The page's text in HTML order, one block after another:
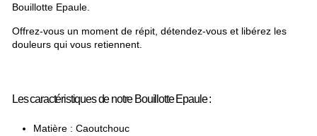
Bouillotte Epaule.
Offrez-vous un moment de répit, détendez-vous et libérez les
douleurs qui vous retiennent.
Les caractéristiques de notre Bouillotte Epaule :
Matière : Caoutchouc